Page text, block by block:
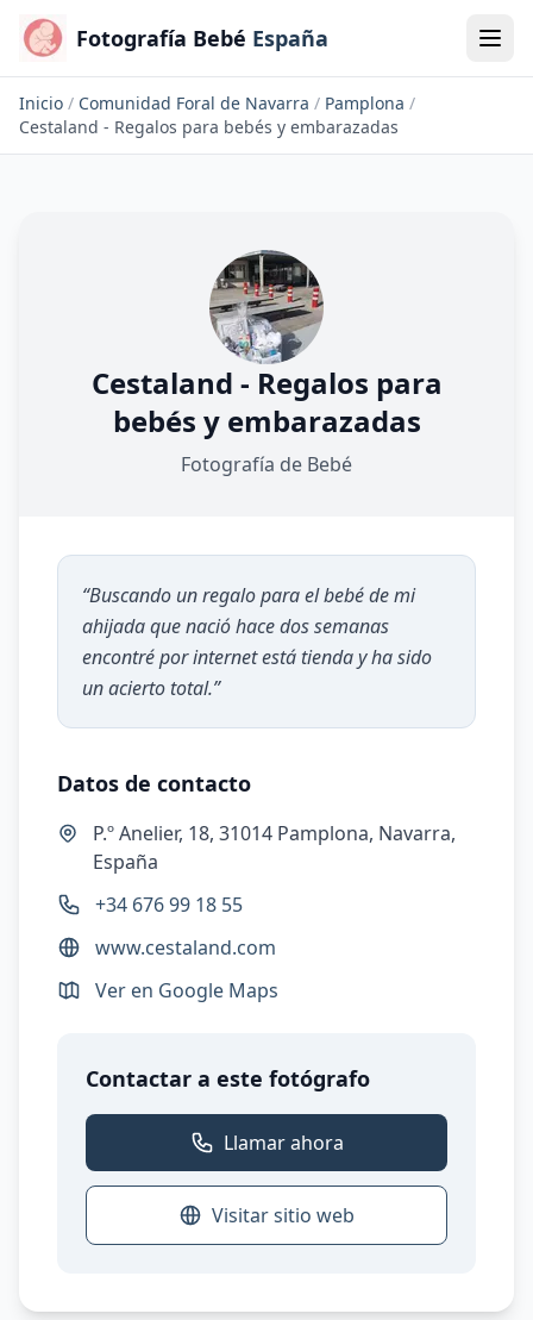
Fotografía Bebé España
Inicio / Comunidad Foral de Navarra / Pamplona /
Cestaland - Regalos para bebés y embarazadas
Cestaland - Regalos para
bebés y embarazadas
Fotografía de Bebé
“Buscando un regalo para el bebé de mi
ahijada que nació hace dos semanas
encontré por internet está tienda y ha sido
un acierto total.”
Datos de contacto
P.º Anelier, 18, 31014 Pamplona, Navarra,
España
+34 676 99 18 55
www.cestaland.com
Ver en Google Maps
Contactar a este fotógrafo
Llamar ahora
Visitar sitio web